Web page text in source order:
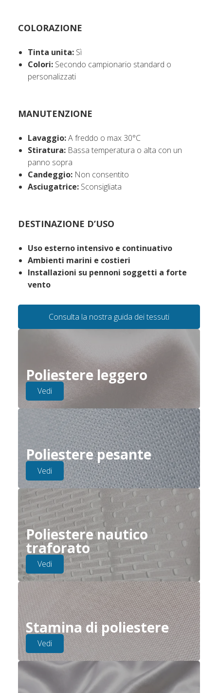
COLORAZIONE
Tinta unita: Sì
Colori: Secondo campionario standard o
personalizzati
MANUTENZIONE
Lavaggio:A freddo o max 30°C
Stiratura: Bassa temperatura o alta con un
panno sopra
Candeggio: Non consentito
Asciugatrice: Sconsigliata
DESTINAZIONE D’USO
Uso esterno intensivo e continuativo
Ambienti marini e costieri
Installazioni su pennoni soggetti a forte
vento
Consulta la nostra guida dei tessuti
Poliestere leggero
Vedi
Poliestere pesante
Vedi
Poliestere nautico
traforato
Vedi
Stamina di poliestere
Vedi